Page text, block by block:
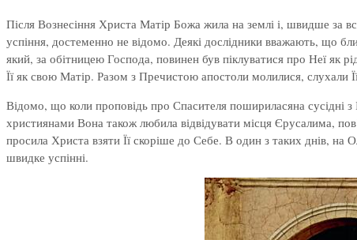
Після Вознесіння Христа Матір Божа жила на землі і, швидше за
успіння, достеменно не відомо. Деякі дослідники вважають, що
який, за обітницею Господа, повинен був піклуватися про Неї як
Її як свою Матір. Разом з Пречистою апостоли молилися, слухали
Відомо, що коли проповідь про Спасителя пошириласяна сусідні
християнами Вона також любила відвідувати місця Єрусалима,
просила Христа взяти Її скоріше до Себе. В один з таких днів, на
швидке успінні.